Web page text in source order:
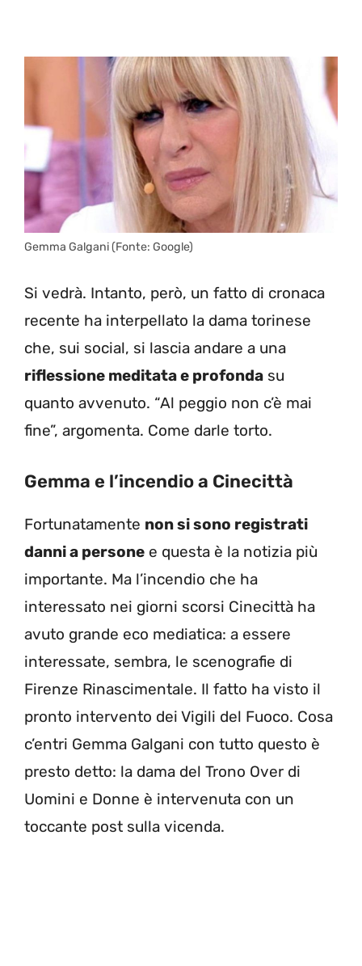
Gemma Galgani (Fonte: Google)
Si vedrà. Intanto, però, un fatto di cronaca
recente ha interpellato la dama torinese
che, sui social, si lascia andare a una
riflessione meditata e profonda su
quanto avvenuto. “Al peggio non c’è mai
fine”, argomenta. Come darle torto.
Gemma e l’incendio a Cinecittà
Fortunatamente non si sono registrati
danni a persone e questa è la notizia più
importante. Ma l’incendio che ha
interessato nei giorni scorsi Cinecittà ha
avuto grande eco mediatica: a essere
interessate, sembra, le scenografie di
Firenze Rinascimentale. Il fatto ha visto il
pronto intervento dei Vigili del Fuoco. Cosa
c’entri Gemma Galgani con tutto questo è
presto detto: la dama del Trono Over di
Uomini e Donne è intervenuta con un
toccante post sulla vicenda.